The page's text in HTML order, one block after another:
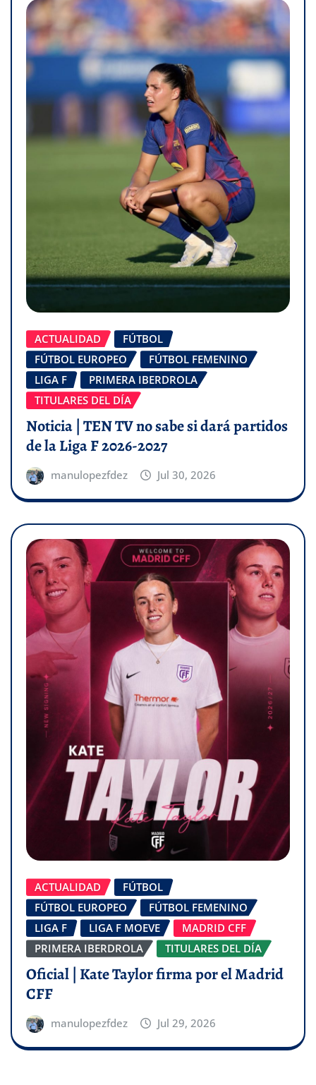
ACTUALIDAD
FÚTBOL
FÚTBOL EUROPEO
FÚTBOL FEMENINO
LIGA F
PRIMERA IBERDROLA
TITULARES DEL DÍA
Noticia | TEN TV no sabe si dará partidos
de la Liga F 2026-2027
manulopezfdez Jul 30, 2026
ACTUALIDAD
FÚTBOL
FÚTBOL EUROPEO
FÚTBOL FEMENINO
LIGA F
LIGA F MOEVE
MADRID CFF
PRIMERA IBERDROLA
TITULARES DEL DÍA
Oficial | Kate Taylor firma por el Madrid
CFF
manulopezfdez Jul 29, 2026